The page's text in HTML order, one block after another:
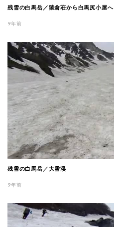
残雪の白馬岳／猿倉荘から白馬尻小屋へ
9年前
残雪の白馬岳／大雪渓
9年前